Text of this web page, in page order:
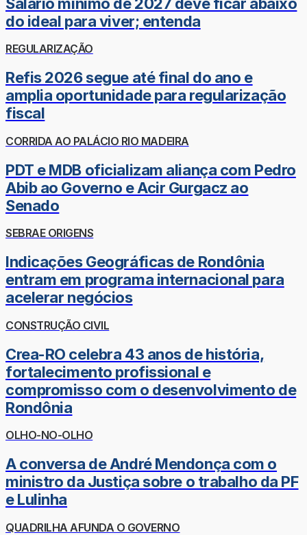
do ideal para viver; entenda
REGULARIZAÇÃO
Refis 2026 segue até final do ano e
amplia oportunidade para regularização
fiscal
CORRIDA AO PALÁCIO RIO MADEIRA
PDT e MDB oficializam aliança com Pedro
Abib ao Governo e Acir Gurgacz ao
Senado
SEBRAE ORIGENS
Indicações Geográficas de Rondônia
entram em programa internacional para
acelerar negócios
CONSTRUÇÃO CIVIL
Crea-RO celebra 43 anos de história,
fortalecimento profissional e
compromisso com o desenvolvimento de
Rondônia
OLHO-NO-OLHO
A conversa de André Mendonça com o
ministro da Justiça sobre o trabalho da PF
e Lulinha
QUADRILHA AFUNDA O GOVERNO